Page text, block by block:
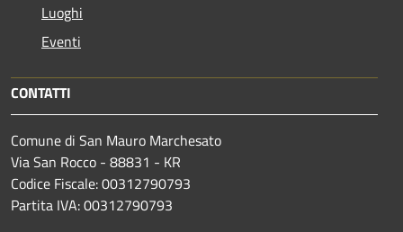
Luoghi
Eventi
CONTATTI
Comune di San Mauro Marchesato
Via San Rocco - 88831 - KR
Codice Fiscale: 00312790793
Partita IVA: 00312790793